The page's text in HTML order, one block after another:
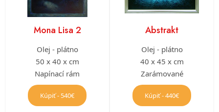
Mona Lisa 2
Olej - plátno
50 x 40 x cm
Napínací rám
Kúpiť - 540€
Abstrakt
Olej - plátno
40 x 45 x cm
Zarámované
Kúpiť - 440€